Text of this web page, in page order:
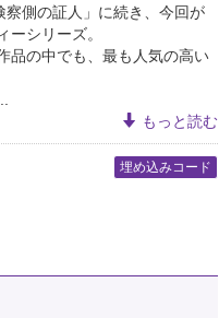
側の証人」に続き、今回が
シリーズ。
品の中でも、最も人気の高い
もっと読む
埋め込みコード